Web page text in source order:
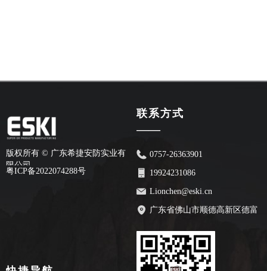
版权所有 © 广东希捷安防实业有
限公司
粤ICP备2022074288号
联系方式
——
0757-26363901
19924231086
Lionchen@eski.cn
广东省佛山市顺德高新区德富